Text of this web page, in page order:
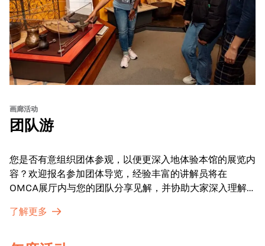
画廊活动
团队游
您是否有意组织团体参观，以便更深入地体验本馆的展览内
容？欢迎报名参加团体导览，经验丰富的讲解员将在
OMCA展厅内与您的团队分享见解，并协助大家深入理解
了解更多